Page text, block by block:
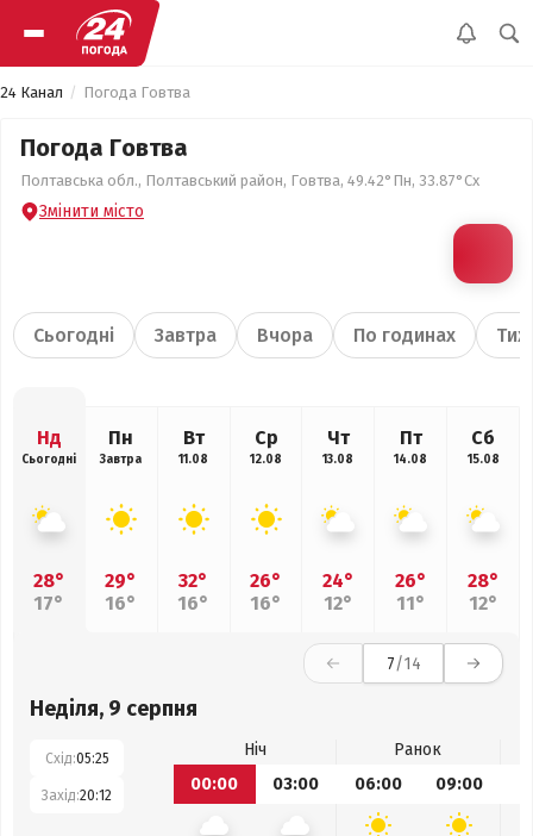
24 Канал Погода Говтва
Погода Говтва
Полтавська обл., Полтавський район, Говтва, 49.42°Пн, 33.87°Сх
Змінити місто
Сьогодні Завтра Вчора По годинах
Нд
Сьогодні
28°
17°
Пн
Завтра
29°
16°
Вт
11.08
32°
16°
Ср
12.08
26°
16°
Чт
13.08
24°
12°
Пт
14.08
26°
11°
Сб
15.08
28°
12°
7/14
Неділя, 9 серпня
Схід:05:25
Захід:20:12
Ніч
Ранок
00:00
03:00 06:00 09:00